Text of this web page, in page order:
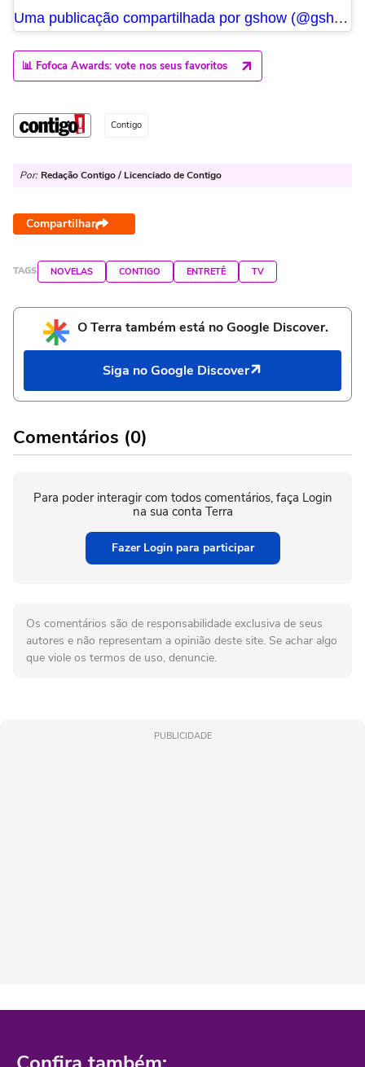
Uma publicação compartilhada por gshow (@gshow)
📊 Fofoca Awards: vote nos seus favoritos
Contigo
Por: Redação Contigo / Licenciado de Contigo
Compartilhar
TAGS NOVELAS CONTIGO ENTRETÊ TV
O Terra também está no Google Discover.
Siga no Google Discover
Comentários (0)
Para poder interagir com todos comentários, faça Login
na sua conta Terra
Fazer Login para participar
Os comentários são de responsabilidade exclusiva de seus
autores e não representam a opinião deste site. Se achar algo
que viole os termos de uso, denuncie.
PUBLICIDADE